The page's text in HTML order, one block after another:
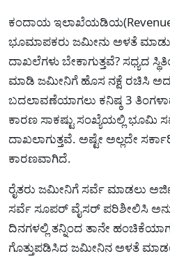
ಕಂದಾಯ ಇಲಾಖೆಯಡಿಯ(Revenue
ಭೂಮಾಪಕರು ಜಮೀನು ಅಳತೆ
ದಾಖಲೆಗಳು ಬೇಕಾಗುತ್ತವೆ? ಸಧ್ಯದ
ಮಾಡಿ ಜಮೀನಿಗೆ ಹೊಸ ನಕ್ಷೆ ರಚಿಸಿ
ಬದಲಾವಣೆಯಾಗಲು ಕನಿಷ್ಠ 3
ಕಾರಣ ಸಾಕಷ್ಟು ಸಂಖ್ಯೆಯಲ್ಲಿ ಭೂಮಿ
ದಾಖಲಾಗುತ್ತವೆ. ಅಷ್ಟೇ ಅಲ್ಲದೇ
ಕಾರಣವಾಗಿದೆ.
ರೈತರು ಜಮೀನಿಗೆ ಸರ್ವೆ ಮಾಡಲು
ಸರ್ವೆ ಸೂಪರ್ ವೈಸರ್ ಪರಿಶೀಲಿಸಿ
ದಿನಗಳಲ್ಲಿ ತನ್ನಿಂದ ತಾನೇ
ಗೊತ್ತುಪಡಿಸಿದ ಜಮೀನಿನ ಅಳತೆ